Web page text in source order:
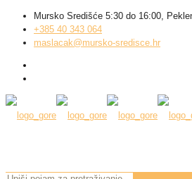
Mursko Središće 5:30 do 16:00,
+385 40 343 064
maslacak@mursko-sredisce.hr